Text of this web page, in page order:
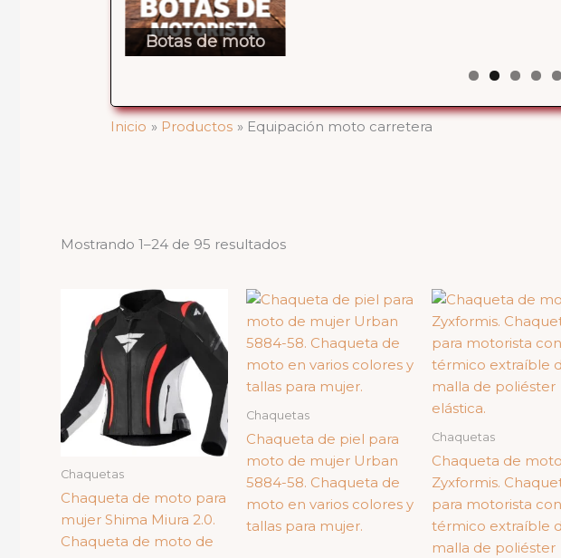
Botas de moto
Inicio Productos Equipación moto carretera
Mostrando 1–24 de 95 resultadosOrdenado
Chaquetas
Chaqueta de moto para
mujer Shima Miura 2.0.
Chaqueta de moto de
Chaquetas
Chaqueta de piel para
moto de mujer Urban
5884-58. Chaqueta de
moto en varios colores y
tallas para mujer.
Chaquetas
Chaqueta de moto
Zyxformis.
para motorista
térmico extraíble
malla de poliéster